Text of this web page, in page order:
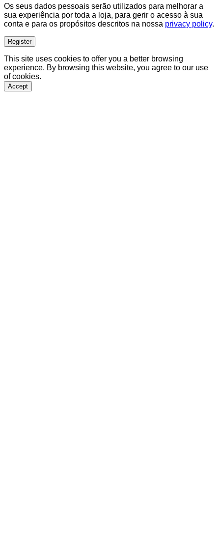
Os seus dados pessoais serão utilizados para melhorar a
sua experiência por toda a loja, para gerir o acesso à sua
conta e para os propósitos descritos na nossa privacy policy.
Register
This site uses cookies to offer you a better browsing
experience. By browsing this website, you agree to our use
of cookies.
Accept